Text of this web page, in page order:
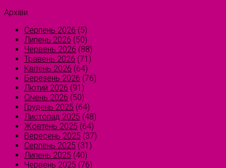
Архіви
Серпень 2026 (5)
Липень 2026 (50)
Червень 2026 (88)
Травень 2026 (71)
Квітень 2026 (64)
Березень 2026 (76)
Лютий 2026 (91)
Січень 2026 (50)
Грудень 2025 (64)
Листопад 2025 (48)
Жовтень 2025 (64)
Вересень 2025 (37)
Серпень 2025 (31)
Липень 2025 (40)
Червень 2025 (76)